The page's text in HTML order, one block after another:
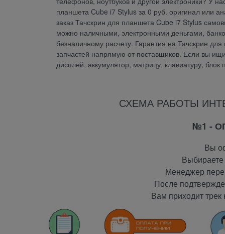
планшета Cube i7 Stylus за 0 руб. оригинал или
заказ Тачскрин для планшета Cube i7 Stylus
можно наличными, электронными деньгами,
безналичному расчету. Гарантия на Тачскрин
запчастей напрямую от поставщиков. Если вы
дисплей, аккумулятор, матрицу, клавиатуру,
СХЕМА РАБОТЫ
№1 -
Вы
Менеджер
После
Вам приходит